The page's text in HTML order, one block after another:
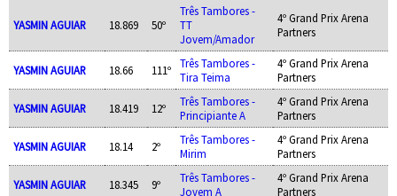
YASMIN AGUIAR 18.869 50º
Três Tambores -
TT
Jovem/Amador
4º Grand Prix Arena
Partners
YASMIN AGUIAR 18.66 111º
Três Tambores -
Tira Teima
4º Grand Prix Arena
Partners
YASMIN AGUIAR 18.419 12º
Três Tambores -
Principiante A
4º Grand Prix Arena
Partners
YASMIN AGUIAR 18.14 2º
Três Tambores -
Mirim
4º Grand Prix Arena
Partners
YASMIN AGUIAR 18.345 9º
Três Tambores -
Jovem A
4º Grand Prix Arena
Partners